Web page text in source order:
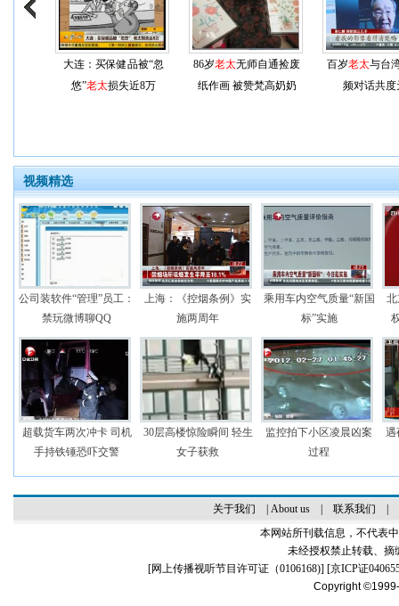
大连：买保健品被“忽
悠”老太损失近8万
86岁老太无师自通捡废
纸作画 被赞梵高奶奶
百岁老太与台
频对话共度
视频精选
公司装软件“管理”员工：
禁玩微博聊QQ
上海：《控烟条例》实
施两周年
乘用车内空气质量“新国
标”实施
超载货车两次冲卡 司机
手持铁锤恐吓交警
30层高楼惊险瞬间 轻生
女子获救
监控拍下小区凌晨凶案
过程
遇
关于我们 About us| 联系我们
本网站所刊载信息，不代表
未经授权禁止转载、摘
[网上传播视听节目许可证（0106168)] [京ICP证
Copyright